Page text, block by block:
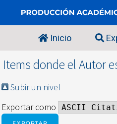
Inicio
Items donde el Autor
Subir un nivel
Exportar como